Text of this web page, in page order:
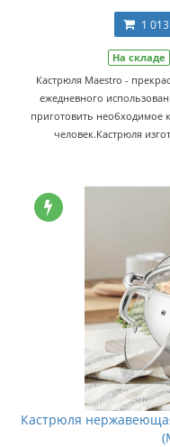
1
На складе
Кастрюля Maestro -
ежедневного
приготовить необходимое
человек.Кастрюля
Кастрюля